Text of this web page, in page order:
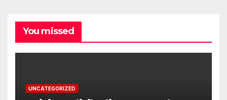
You missed
UNCATEGORIZED